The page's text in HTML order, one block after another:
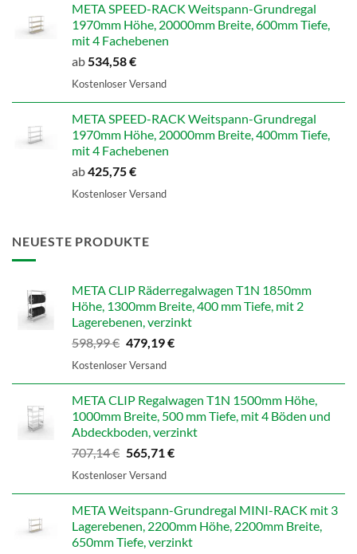
META SPEED-RACK Weitspann-Grundregal
1970mm Höhe, 20000mm Breite, 600mm Tiefe,
mit 4 Fachebenen
ab534,58€
Kostenloser Versand
META SPEED-RACK Weitspann-Grundregal
1970mm Höhe, 20000mm Breite, 400mm Tiefe,
mit 4 Fachebenen
ab425,75€
Kostenloser Versand
NEUESTE PRODUKTE
META CLIP Räderregalwagen T1N 1850mm
Höhe, 1300mm Breite, 400 mm Tiefe, mit 2
Lagerebenen, verzinkt
598,99€ Ursprünglicher
Preis
479,19€Aktueller
Kostenloser Versand
META CLIP Regalwagen T1N 1500mm Höhe,
1000mm Breite, 500 mm Tiefe, mit 4 Böden und
Abdeckboden, verzinkt
707,14€ Ursprünglicher
Preis
565,71€Aktueller
Kostenloser Versand
META Weitspann-Grundregal MINI-RACK mit 3
Lagerebenen, 2200mm Höhe, 2200mm Breite,
650mm Tiefe, verzinkt